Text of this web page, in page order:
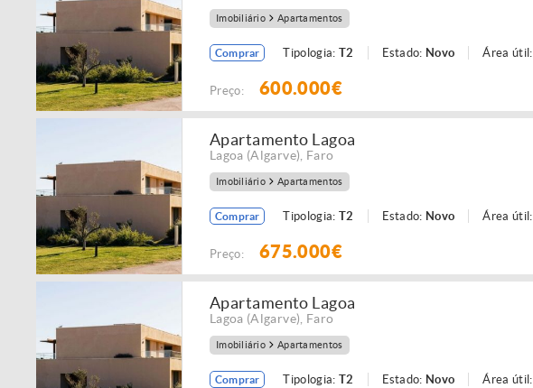
Imobiliário Apartamentos
Comprar Tipologia: T2 Estado: Novo Área útil:
Preço: 600.000€
Apartamento Lagoa
Lagoa (Algarve) Faro
Imobiliário Apartamentos
Comprar Tipologia: T2 Estado: Novo Área útil:
Preço: 675.000€
Apartamento Lagoa
Lagoa (Algarve) Faro
Imobiliário Apartamentos
Comprar Tipologia: T2 Estado: Novo Área útil: